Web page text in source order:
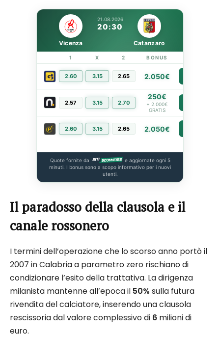
21.08.2026
20:30
Vicenza Catanzaro
1 X 2 BONUS
2.60 3.15 2.65 2.050€
2.57 3.15 2.70
250€
+ 2.000€
GRATIS
2.60 3.15 2.65 2.050€
Quote fornite da
e aggiornate ogni 5
minuti. I bonus sono a scopo informativo per i nuovi
utenti.
Il paradosso della clausola e il
canale rossonero
I termini dell’operazione che lo scorso anno portò il
2007 in Calabria a parametro zero rischiano di
condizionare l’esito della trattativa. La dirigenza
milanista mantenne all’epoca il 50% sulla futura
rivendita del calciatore, inserendo una clausola
rescissoria dal valore complessivo di 6 milioni di
euro.